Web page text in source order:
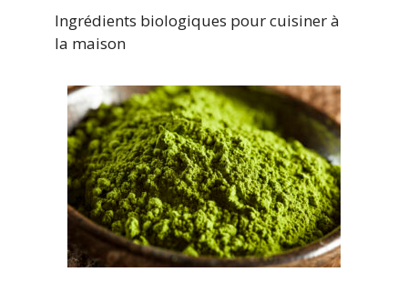
Ingrédients biologiques pour cuisiner à
la maison